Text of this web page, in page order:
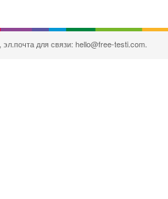
для связи: hello@free-testi.com.